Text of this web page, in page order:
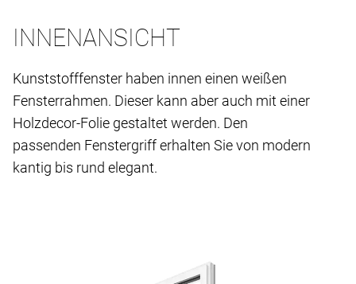
INNENANSICHT
Kunststofffenster haben innen einen weißen
Fensterrahmen. Dieser kann aber auch mit einer
Holzdecor-Folie gestaltet werden. Den
passenden Fenstergriff erhalten Sie von modern
kantig bis rund elegant.